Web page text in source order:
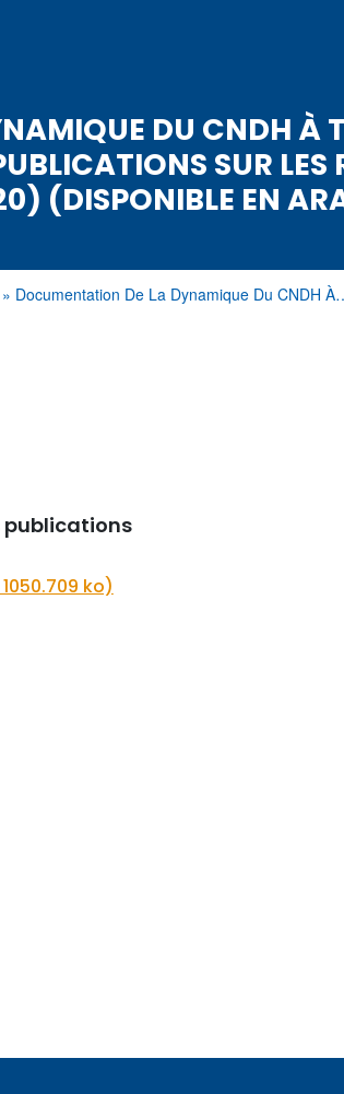
DU CNDH À
SUR LES
(DISPONIBLE EN
Documentation De La Dynamique Du CNDH
publications
ko)